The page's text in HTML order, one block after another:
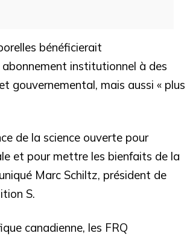
bénéficierait
institutionnel à des
gouvernemental, mais aussi « plus
de la science ouverte pour
et pour mettre les bienfaits de la
Marc Schiltz, président de
S.
canadienne, les FRQ